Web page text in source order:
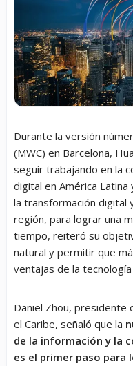
Durante la versión
(MWC) en Barcelona,
seguir trabajando en la
digital en América
la transformación digital
región, para lograr una
tiempo, reiteró su
natural y permitir que
ventajas de la
Daniel Zhou, presidente
el Caribe, señaló que la
de la información y la
es el primer paso